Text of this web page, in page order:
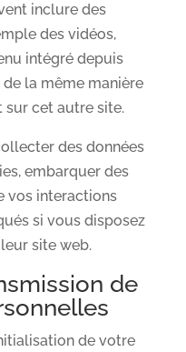
inclure des
des vidéos,
intégré depuis
la même manière
sur cet autre site.
des données
embarquer des
vos interactions
si vous disposez
site web.
de
de votre